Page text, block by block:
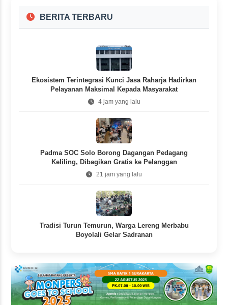
BERITA TERBARU
Ekosistem Terintegrasi Kunci Jasa Raharja Hadirkan
Pelayanan Maksimal Kepada Masyarakat
4 jam yang lalu
Padma SOC Solo Borong Dagangan Pedagang
Keliling, Dibagikan Gratis ke Pelanggan
21 jam yang lalu
Tradisi Turun Temurun, Warga Lereng Merbabu
Boyolali Gelar Sadranan